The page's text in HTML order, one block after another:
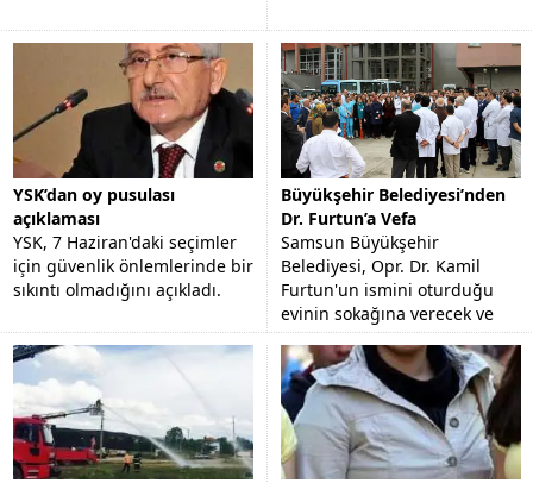
YSK’dan oy pusulası
açıklaması
YSK, 7 Haziran'daki seçimler
için güvenlik önlemlerinde bir
sıkıntı olmadığını açıkladı.
Büyükşehir Belediyesi’nden
Dr. Furtun’a Vefa
Samsun Büyükşehir
Belediyesi, Opr. Dr. Kamil
Furtun'un ismini oturduğu
evinin sokağına verecek ve
görev yaptığı hastanenin
bahçesine büstünü yapacak.